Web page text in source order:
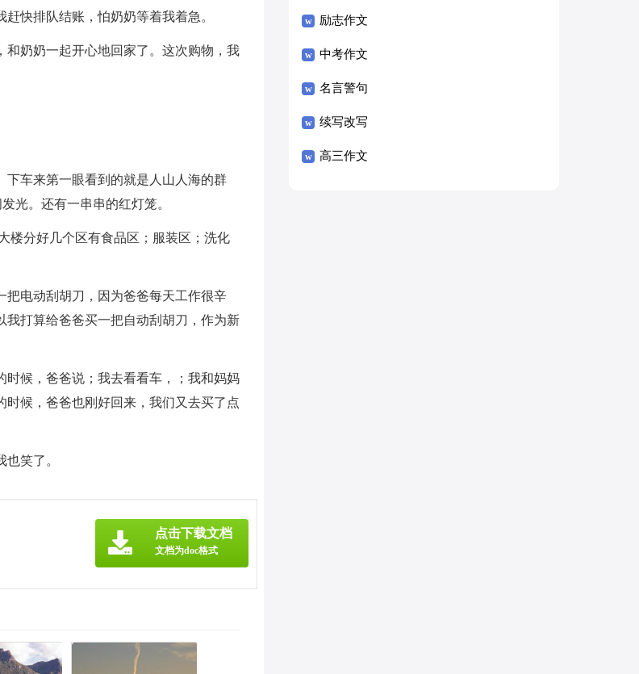
快排队结账，怕奶奶等着我着急。
奶奶一起开心地回家了。这次购物，我
车来第一眼看到的就是人山人海的群
光。还有一串串的红灯笼。
楼分好几个区有食品区；服装区；洗化
电动刮胡刀，因为爸爸每天工作很辛
打算给爸爸买一把自动刮胡刀，作为新
候，爸爸说；我去看看车，；我和妈妈
候，爸爸也刚好回来，我们又去买了点
笑了。
点击下载文档
文档为doc格式
励志作文
中考作文
名言警句
续写改写
高三作文